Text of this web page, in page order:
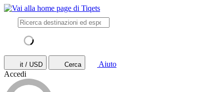
it / USD Cerca
Aiuto
Accedi